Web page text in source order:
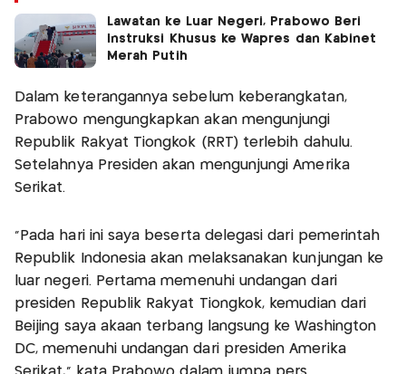
Lawatan ke Luar Negeri, Prabowo Beri
Instruksi Khusus ke Wapres dan Kabinet
Merah Putih
Dalam keterangannya sebelum keberangkatan,
Prabowo mengungkapkan akan mengunjungi
Republik Rakyat Tiongkok (RRT) terlebih dahulu.
Setelahnya Presiden akan mengunjungi Amerika
Serikat.
"Pada hari ini saya beserta delegasi dari pemerintah
Republik Indonesia akan melaksanakan kunjungan ke
luar negeri. Pertama memenuhi undangan dari
presiden Republik Rakyat Tiongkok, kemudian dari
Beijing saya akaan terbang langsung ke Washington
DC, memenuhi undangan dari presiden Amerika